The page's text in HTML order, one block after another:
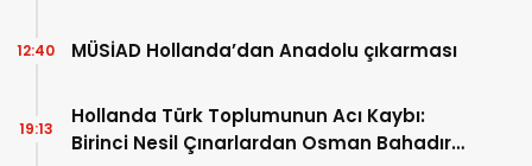
MÜSİAD Hollanda’dan Anadolu çıkarması
12:40
Hollanda Türk Toplumunun Acı Kaybı:
Birinci Nesil Çınarlardan Osman Bahadır
19:13